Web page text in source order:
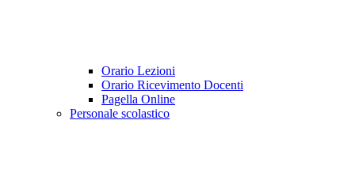
Orario Lezioni
Orario Ricevimento Docenti
Pagella Online
Personale scolastico